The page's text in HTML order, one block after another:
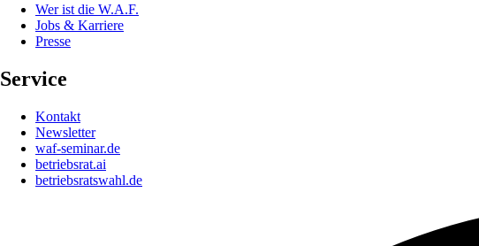
Wer ist die W.A.F.
Jobs & Karriere
Presse
Service
Kontakt
Newsletter
waf-seminar.de
betriebsrat.ai
betriebsratswahl.de